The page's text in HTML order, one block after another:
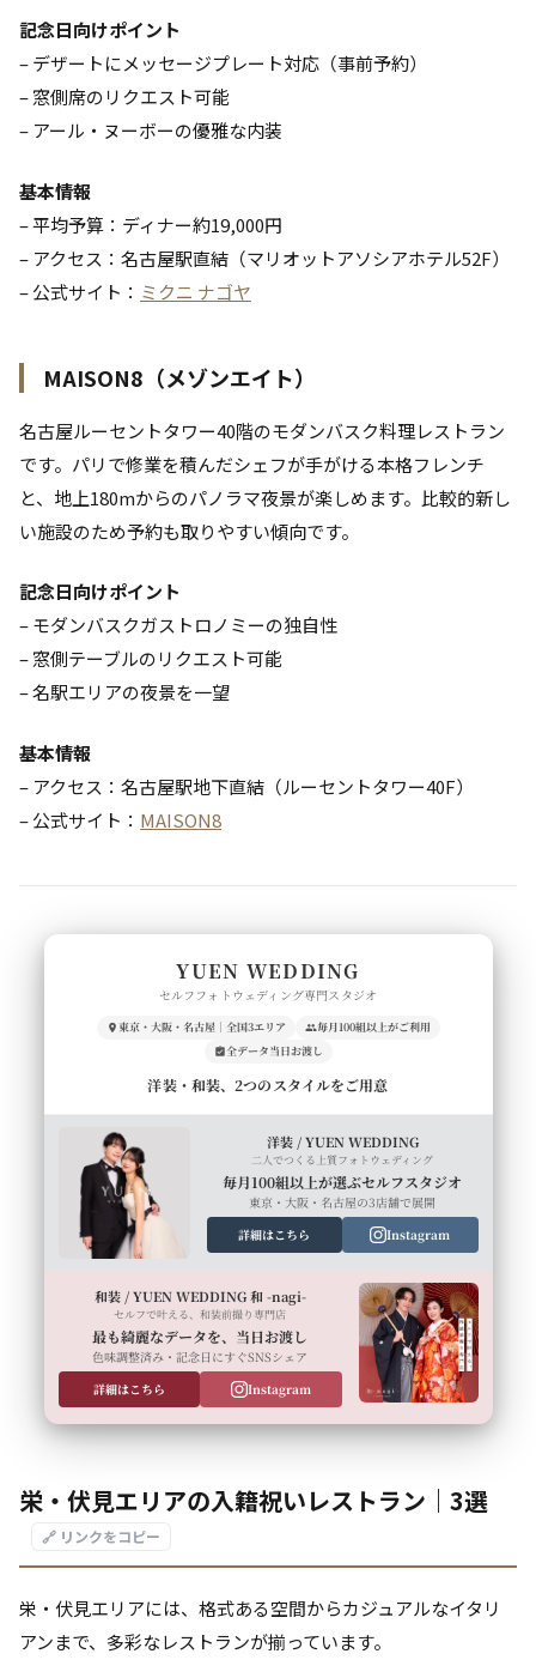
記念日向けポイント
– デザートにメッセージプレート対応（事前予約）
– 窓側席のリクエスト可能
– アール・ヌーボーの優雅な内装
基本情報
– 平均予算：ディナー約19,000円
– アクセス：名古屋駅直結（マリオットアソシアホテル52F）
– 公式サイト： ミクニ ナゴヤ
MAISON8（メゾンエイト）
名古屋ルーセントタワー40階のモダンバスク料理レストラン
です。パリで修業を積んだシェフが手がける本格フレンチ
と、地上180mからのパノラマ夜景が楽しめます。比較的新し
い施設のため予約も取りやすい傾向です。
記念日向けポイント
– モダンバスクガストロノミーの独自性
– 窓側テーブルのリクエスト可能
– 名駅エリアの夜景を一望
基本情報
– アクセス：名古屋駅地下直結（ルーセントタワー40F）
– 公式サイト： MAISON8
YUEN WEDDING
セルフフォトウェディング専門スタジオ
東京・大阪・名古屋｜全国3エリア
毎月100組以上がご利用
全データ当日お渡し
洋装・和装、2つのスタイルをご用意
洋装 / YUEN WEDDING
二人でつくる上質フォトウェディング
毎月100組以上が選ぶセルフスタジオ
東京・大阪・名古屋の3店舗で展開
詳細はこちら
Instagram
和装 / YUEN WEDDING 和 -nagi-
セルフで叶える、和装前撮り専門店
最も綺麗なデータを、当日お渡し
色味調整済み・記念日にすぐSNSシェア
詳細はこちら
Instagram
栄・伏見エリアの入籍祝いレストラン｜3選
🔗 リンクをコピー
栄・伏見エリアには、格式ある空間からカジュアルなイタリ
アンまで、多彩なレストランが揃っています。